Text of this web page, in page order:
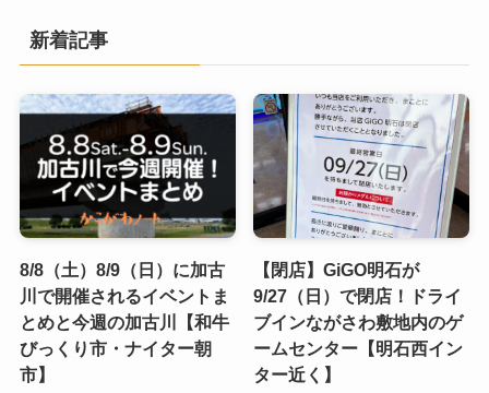
新着記事
8/8（土）8/9（日）に加古
川で開催されるイベントま
とめと今週の加古川【和牛
びっくり市・ナイター朝
市】
【閉店】GiGO明石が
9/27（日）で閉店！ドライ
ブインながさわ敷地内のゲ
ームセンター【明石西イン
ター近く】